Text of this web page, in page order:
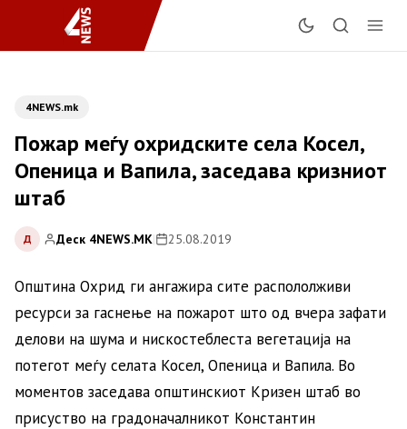
4NEWS.mk
Пожар меѓу охридските села Косел,
Опеница и Вапила, заседава кризниот
штаб
Д Деск 4NEWS.MK| 25.08.2019
Општина Охрид ги ангажира сите распололживи
ресурси за гаснење на пожарот што од вчера зафати
делови на шума и нискостеблеста вегетација на
потегот меѓу селата Косел, Опеница и Вапила. Во
моментов заседава општинскиот Кризен штаб во
присуство на градоначалникот Константин